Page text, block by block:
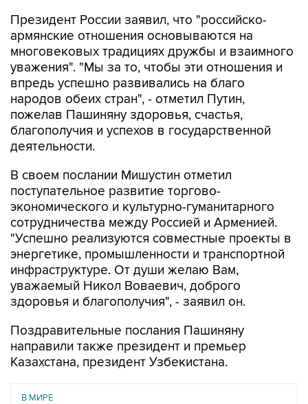
Президент России заявил, что "российско-
армянские отношения основываются на
многовековых традициях дружбы и взаимного
уважения". "Мы за то, чтобы эти отношения и
впредь успешно развивались на благо
народов обеих стран", - отметил Путин,
пожелав Пашиняну здоровья, счастья,
благополучия и успехов в государственной
деятельности.
В своем послании Мишустин отметил
поступательное развитие торгово-
экономического и культурно-гуманитарного
сотрудничества между Россией и Арменией.
"Успешно реализуются совместные проекты в
энергетике, промышленности и транспортной
инфраструктуре. От души желаю Вам,
уважаемый Никол Воваевич, доброго
здоровья и благополучия", - заявил он.
Поздравительные послания Пашиняну
направили также президент и премьер
Казахстана, президент Узбекистана.
В МИРЕ